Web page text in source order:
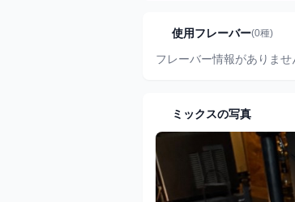
使用フレーバー(0種)
フレーバー情報がありませ
ミックスの写真